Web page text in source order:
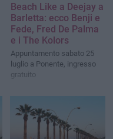
Beach Like a Deejay a
Barletta: ecco Benji e
Fede, Fred De Palma
e i The Kolors
Appuntamento sabato 25
luglio a Ponente, ingresso
gratuito